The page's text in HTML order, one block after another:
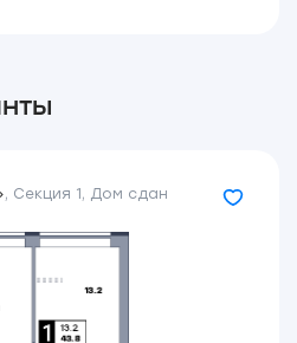
, Секция 1 , Дом сдан